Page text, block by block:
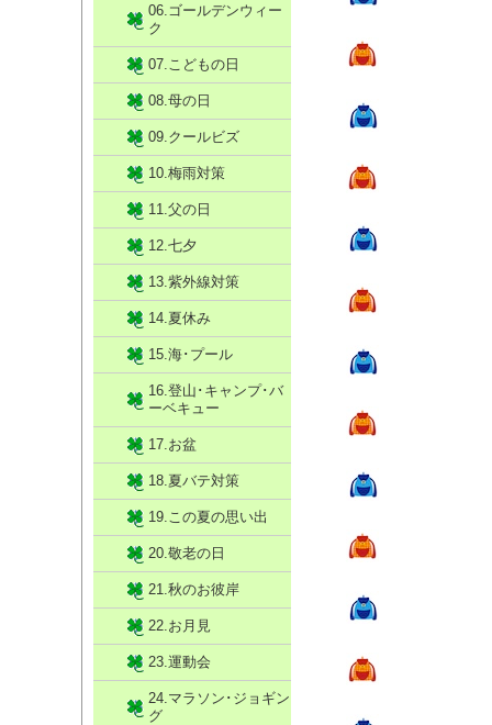
06.ゴールデンウィー
ク
07.こどもの日
08.母の日
09.クールビズ
10.梅雨対策
11.父の日
12.七夕
13.紫外線対策
14.夏休み
15.海･プール
16.登山･キャンプ･バ
ーベキュー
17.お盆
18.夏バテ対策
19.この夏の思い出
20.敬老の日
21.秋のお彼岸
22.お月見
23.運動会
24.マラソン･ジョギン
グ